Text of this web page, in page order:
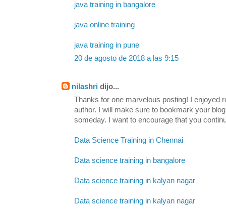
java training in bangalore
java online training
java training in pune
20 de agosto de 2018 a las 9:15
nilashri dijo...
Thanks for one marvelous posting! I enjoyed
author. I will make sure to bookmark your
someday. I want to encourage that you
Data Science Training in Chennai
Data science training in bangalore
Data science training in kalyan nagar
Data science training in kalyan nagar